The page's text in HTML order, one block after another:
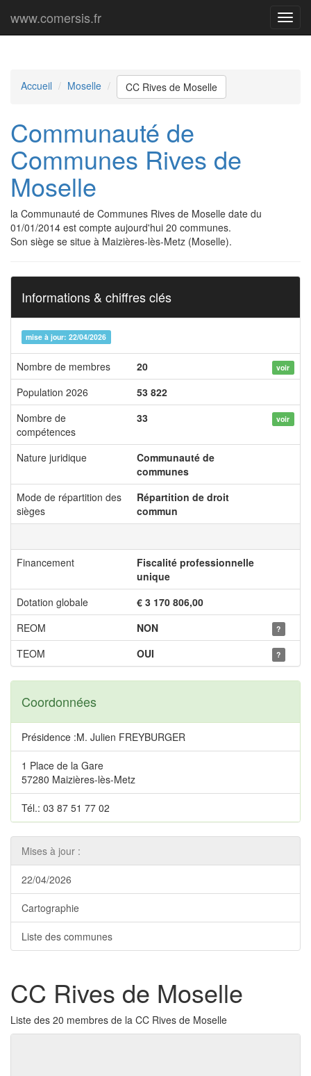
Menu
www.comersis.fr
Accueil Moselle CC Rives de Moselle
Communauté de
Communes Rives de
Moselle
la Communauté de Communes Rives de Moselle date du
01/01/2014 est compte aujourd'hui 20 communes.
Son siège se situe à Maizières-lès-Metz (Moselle).
Informations & chiffres clés
mise à jour: 22/04/2026
Nombre de membres 20 voir
Population 2026
53 822
Nombre de
compétences
33 voir
Nature juridique
Communauté de
communes
Mode de répartition des
sièges
Répartition de droit
commun
Financement
Fiscalité professionnelle
unique
Dotation globale
€ 3 170 806,00
REOM
NON ?
TEOM OUI ?
Coordonnées
Présidence :M. Julien FREYBURGER
1 Place de la Gare
57280 Maizières-lès-Metz
Tél.: 03 87 51 77 02
Mises à jour :
22/04/2026
Cartographie
Liste des communes
CC Rives de Moselle
Liste des 20 membres de la CC Rives de Moselle